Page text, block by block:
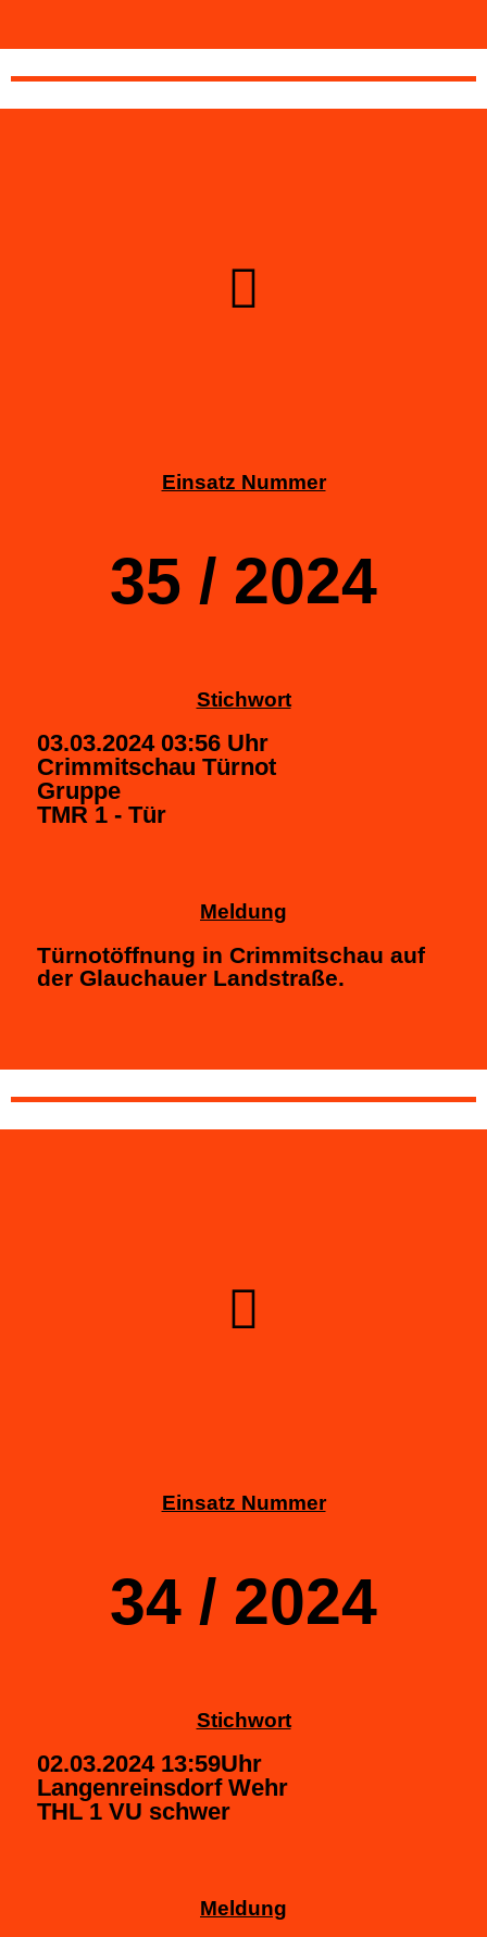
Einsatz Nummer
35 / 2024
Stichwort
03.03.2024 03:56 Uhr
Crimmitschau Türnot
Gruppe
TMR 1 - Tür
Meldung
Türnotöffnung in Crimmitschau auf
der Glauchauer Landstraße.
Einsatz Nummer
34 / 2024
Stichwort
02.03.2024 13:59Uhr
Langenreinsdorf Wehr
THL 1 VU schwer
Meldung